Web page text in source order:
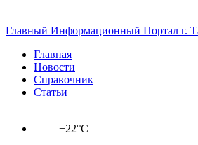
Главный Информационный Портал г.
Главная
Новости
Справочник
Статьи
+22°C